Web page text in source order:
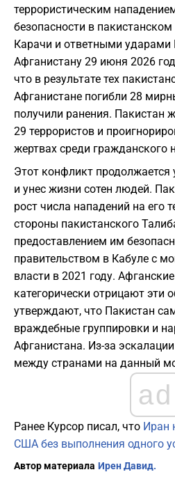
террористическим
безопасности в
Карачи и ответными ударами
Афганистану 29 июня 2026
что в результате тех
Афганистане погибли 28
получили ранения. Пакистан
29 террористов и
жертвах среди гражданского
Этот конфликт продолжается
и унес жизни сотен людей.
рост числа нападений на его
стороны пакистанского
предоставлением им
правительством в Кабуле с
власти в 2021 году.
категорически отрицают эти
утверждают, что Пакистан
враждебные группировки и
Афганистана. Из-за
между странами на данный
ad
Ранее Курсор писал, что Иран
США без выполнения одного
Автор материала Ирен Давид.